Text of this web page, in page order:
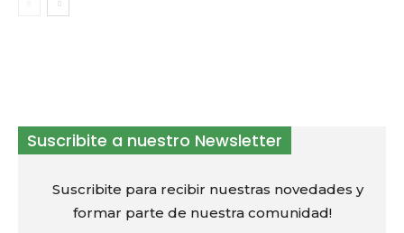
Suscribite a nuestro Newsletter
Suscribite para recibir nuestras novedades y
formar parte de nuestra comunidad!